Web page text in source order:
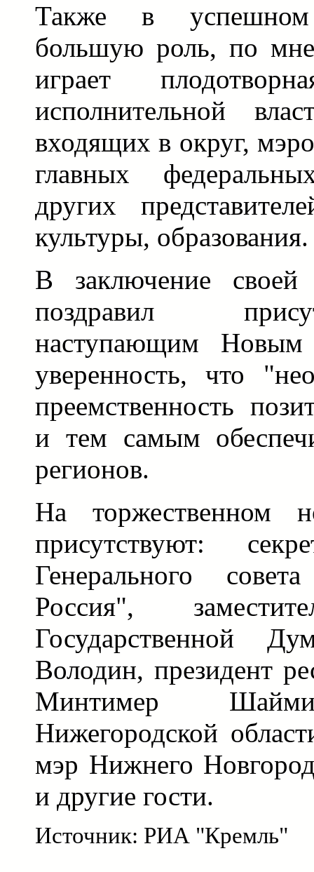
Также в
большую роль, по
играет
исполнительной
входящих в округ,
главных
других
культуры, образования.
В заключение своей
поздравил
наступающим
уверенность, что
преемственность
и тем самым
регионов.
На торжественном
присутствуют:
Генерального
Россия",
Государственной
Володин, президент
Минтимер
Нижегородской
мэр Нижнего
и другие гости.
Источник: РИА "Кремль"